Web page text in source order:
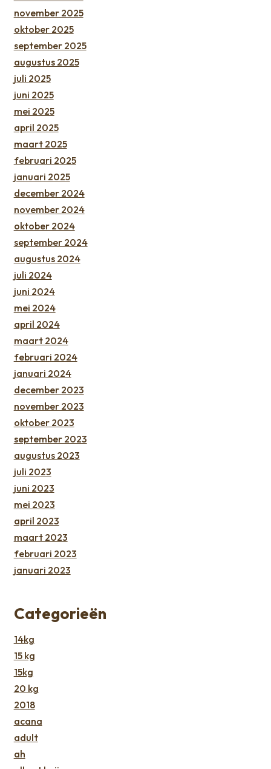
november 2025
oktober 2025
september 2025
augustus 2025
juli 2025
juni 2025
mei 2025
april 2025
maart 2025
februari 2025
januari 2025
december 2024
november 2024
oktober 2024
september 2024
augustus 2024
juli 2024
juni 2024
mei 2024
april 2024
maart 2024
februari 2024
januari 2024
december 2023
november 2023
oktober 2023
september 2023
augustus 2023
juli 2023
juni 2023
mei 2023
april 2023
maart 2023
februari 2023
januari 2023
Categorieën
14kg
15 kg
15kg
20 kg
2018
acana
adult
ah